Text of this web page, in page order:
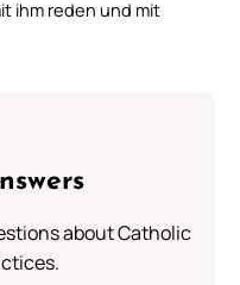
ihm reden und mit
about Catholic